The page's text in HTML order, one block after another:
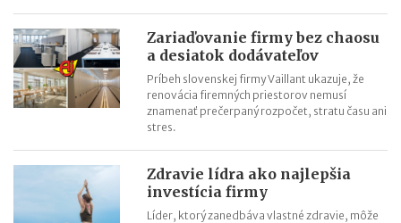
Zariaďovanie firmy bez chaosu
a desiatok dodávateľov
Príbeh slovenskej firmy Vaillant ukazuje, že
renovácia firemných priestorov nemusí
znamenať prečerpaný rozpočet, stratu času ani
stres.
Zdravie lídra ako najlepšia
investícia firmy
Líder, ktorý zanedbáva vlastné zdravie, môže